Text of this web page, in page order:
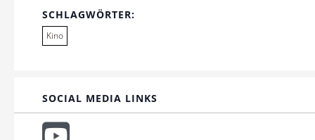
SCHLAGWÖRTER:
Kino
SOCIAL MEDIA LINKS